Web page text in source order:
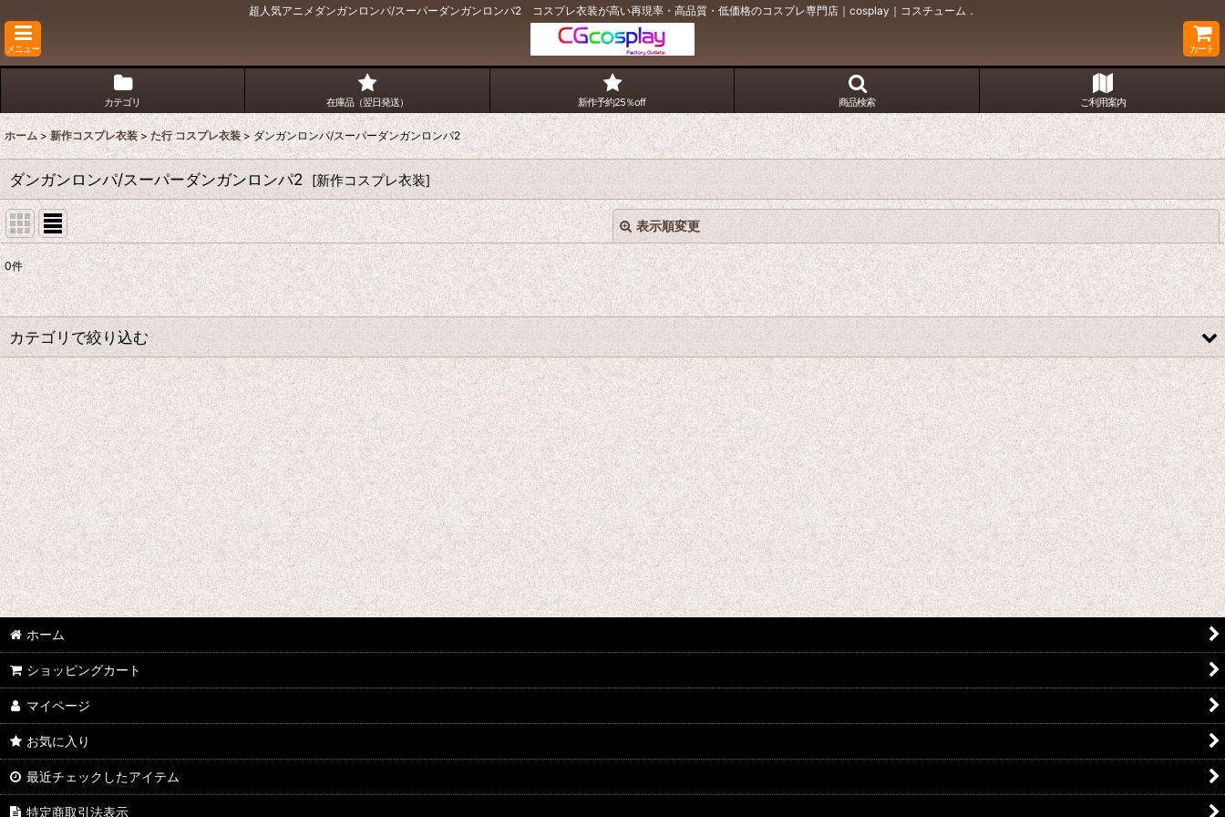
超人気アニメダンガンロンパ/スーパーダンガンロンパ2 コスプレ衣装が高い再現率・高品質・低価格のコスプレ専門店｜cosplay｜コスチューム．
メニュー カート
カテゴリ 在庫品（翌日発送） 新作予約25％off 商品検索 ご利用案内
ホーム > 新作コスプレ衣装 > た行 コスプレ衣装 > ダンガンロンパ/スーパーダンガンロンパ2
ダンガンロンパ/スーパーダンガンロンパ2 [新作コスプレ衣装]
表示順変更
表示数:
並び順:
絞り込む
閉じる
0件
カテゴリで絞り込む
た行 コスプレ衣装 (全商品)
刀剣乱舞
デュラララ!!
ツキウタ。
東方Projectシリーズ
東京喰種トーキョーグール
テラフォーマーズ
トリニティセブン
DRAMAtical Murder
テイルズオブゼスティリア
ホーム
ショッピングカート
マイページ
お気に入り
最近チェックしたアイテム
特定商取引法表示